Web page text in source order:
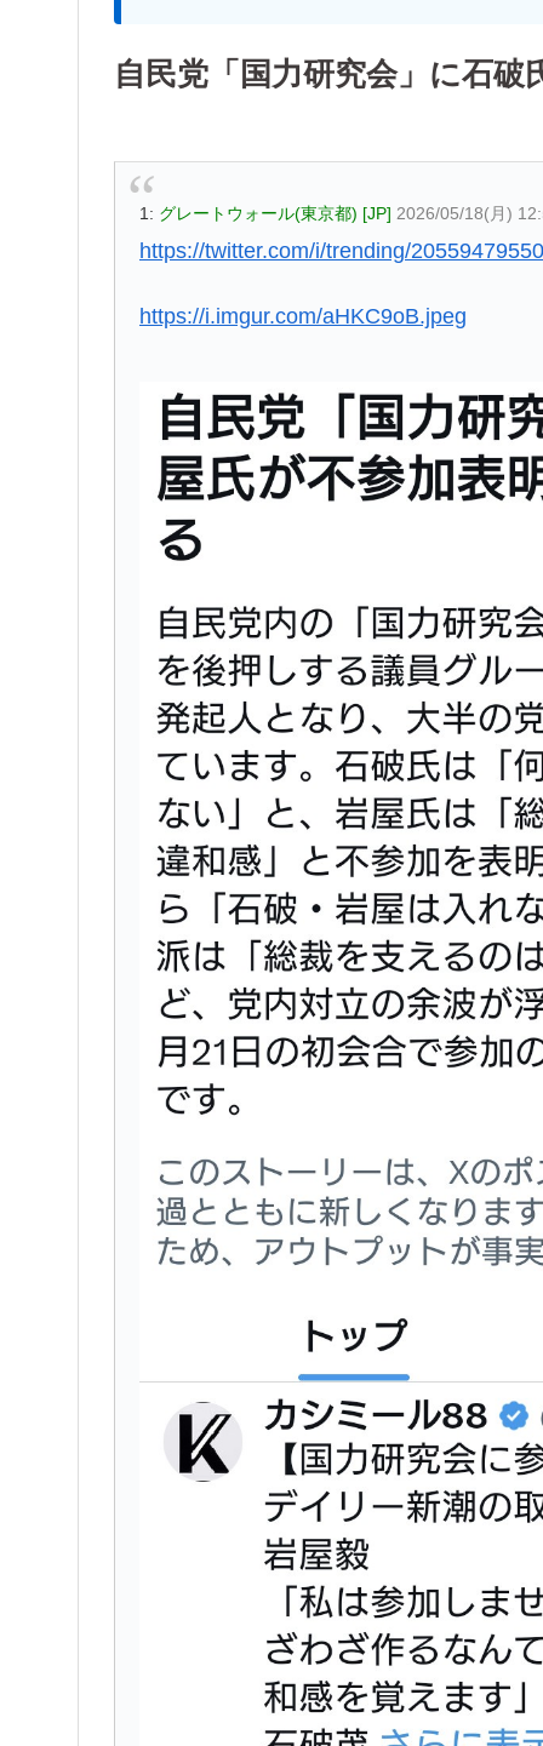
自民党「国力研究会」に石破
1: グレートウォール(東京都) [JP] 2026/05/18(月)
https://twitter.com/i/trending/
https://i.imgur.com/aHKC9oB.jpeg